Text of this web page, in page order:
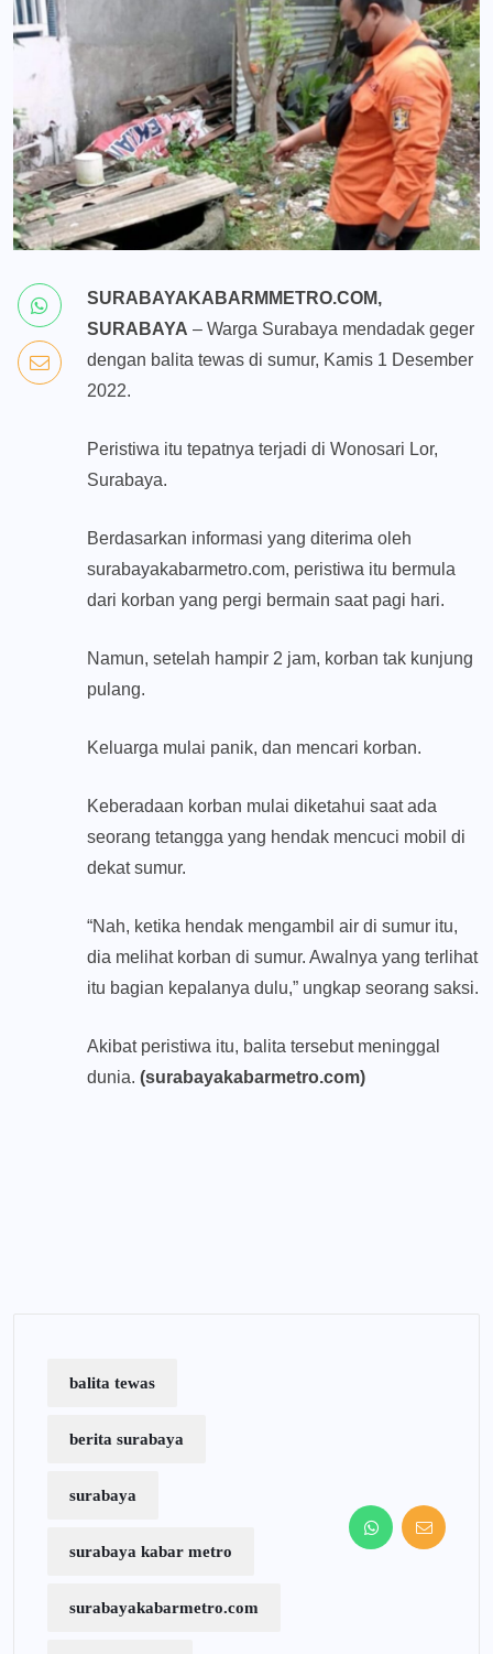
SURABAYAKABARMMETRO.COM,
SURABAYA – Warga Surabaya mendadak geger
dengan balita tewas di sumur, Kamis 1 Desember
2022.
Peristiwa itu tepatnya terjadi di Wonosari Lor,
Surabaya.
Berdasarkan informasi yang diterima oleh
surabayakabarmetro.com, peristiwa itu bermula
dari korban yang pergi bermain saat pagi hari.
Namun, setelah hampir 2 jam, korban tak kunjung
pulang.
Keluarga mulai panik, dan mencari korban.
Keberadaan korban mulai diketahui saat ada
seorang tetangga yang hendak mencuci mobil di
dekat sumur.
“Nah, ketika hendak mengambil air di sumur itu,
dia melihat korban di sumur. Awalnya yang terlihat
itu bagian kepalanya dulu,” ungkap seorang saksi.
Akibat peristiwa itu, balita tersebut meninggal
dunia. (surabayakabarmetro.com)
balita tewas
berita surabaya
surabaya
surabaya kabar metro
surabayakabarmetro.com